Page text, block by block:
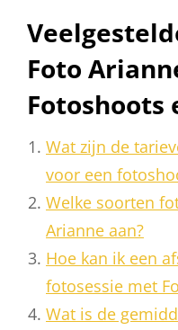
Foto
Fotoshoots
Wat zijn de
voor een
Welke soorten
Arianne aan?
Hoe kan ik een
fotosessie met
Wat is de